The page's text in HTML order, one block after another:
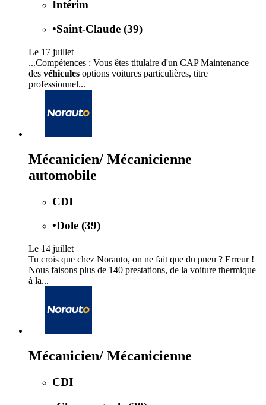
Intérim
•Saint-Claude (39)
Le 17 juillet
...Compétences : Vous êtes titulaire d'un CAP Maintenance
des véhicules options voitures particulières, titre
professionnel...
Mécanicien/ Mécanicienne
automobile
CDI
•Dole (39)
Le 14 juillet
Tu crois que chez Norauto, on ne fait que du pneu ? Erreur !
Nous faisons plus de 140 prestations, de la voiture thermique
à la...
Mécanicien/ Mécanicienne
CDI